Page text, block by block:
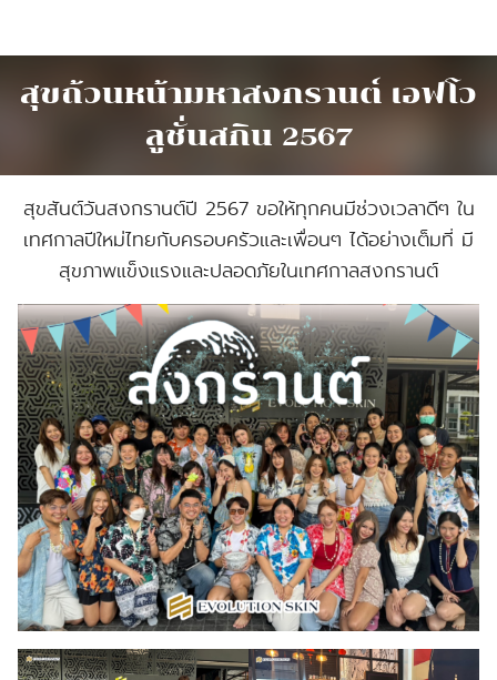
สุขถ้วนหน้ามหาสงกรานต์ เอฟโว
ลูชั่นสกิน 2567
สุขสันต์วันสงกรานต์ปี 2567 ขอให้ทุกคนมีช่วงเวลาดีๆ ใน
เทศกาลปีใหม่ไทยกับครอบครัวและเพื่อนๆ ได้อย่างเต็มที่ มี
สุขภาพแข็งแรงและปลอดภัยในเทศกาลสงกรานต์